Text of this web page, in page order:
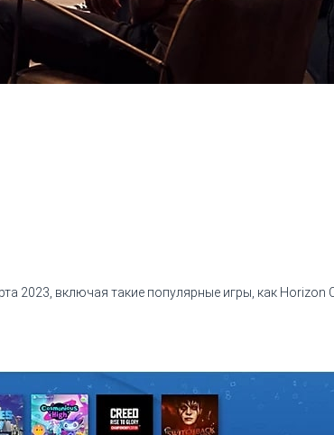
2023, включая такие популярные игры, как Horizon